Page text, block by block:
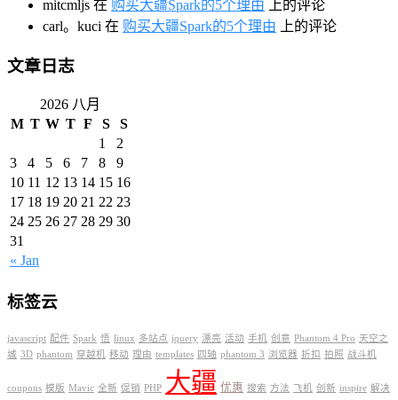
mitcmljs 在 购买大疆Spark的5个理由 上的评论
carl。kuci 在 购买大疆Spark的5个理由 上的评论
文章日志
2026 八月
M T W T F S S
« Jan
1
2
3
4 5 6 7 8
9
10 11 12 13 14 15 16
17 18 19 20 21 22 23
24 25 26 27 28 29 30
31
标签云
javascript 配件 Spark 悟 linux 多站点 jquery 漂亮 活动 手机 创意 Phantom 4 Pro 天空之
城 3D phantom 穿越机 移动 理由 templates 四轴 phantom 3 浏览器 折扣 拍照 战斗机
coupons 模版 Mavic 全新 促销 PHP 大疆 优惠 搜索 方法 飞机 创新 inspire 解决